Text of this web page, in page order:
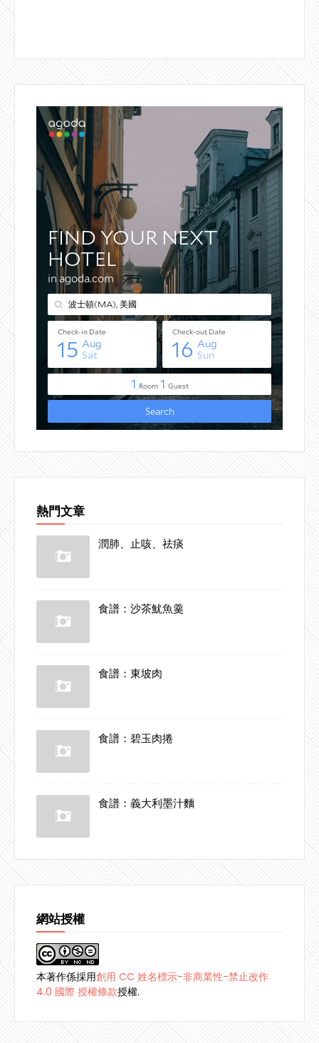
熱門文章
潤肺、止咳、祛痰
食譜：沙茶魷魚羹
食譜：東坡肉
食譜：碧玉肉捲
食譜：義大利墨汁麵
網站授權
本著作係採用創用 CC 姓名標示-非商業性-禁止改作
4.0 國際 授權條款授權.